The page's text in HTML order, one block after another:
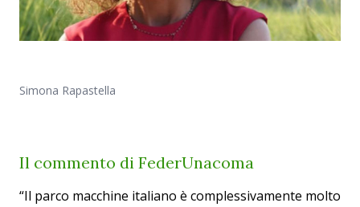
Simona Rapastella
Il commento di FederUnacoma
“Il parco macchine italiano è complessivamente molto